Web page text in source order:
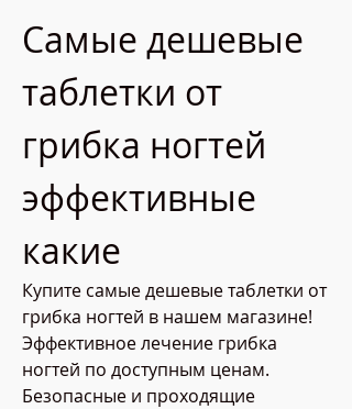
Самые дешевые
таблетки от
грибка ногтей
эффективные
какие
Купите самые дешевые таблетки от
грибка ногтей в нашем магазине!
Эффективное лечение грибка
ногтей по доступным ценам.
Безопасные и проходящие